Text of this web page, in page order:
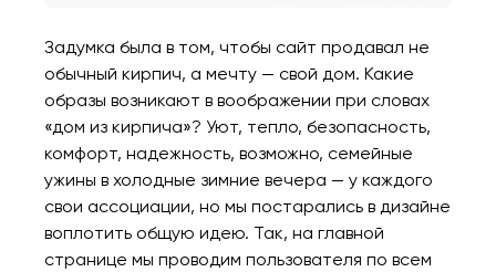
Задумка была в том, чтобы сайт продавал не
обычный кирпич, а мечту — свой дом. Какие
образы возникают в воображении при словах
«дом из кирпича»? Уют, тепло, безопасность,
комфорт, надежность, возможно, семейные
ужины в холодные зимние вечера — у каждого
свои ассоциации, но мы постарались в дизайне
воплотить общую идею. Так, на главной
странице мы проводим пользователя по всем
Закрыть